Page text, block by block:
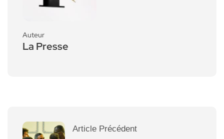
Auteur
La Presse
Article Précédent